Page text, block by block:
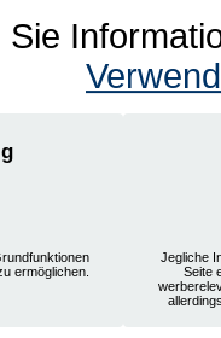
Sie
ermöglichen.
Jegliche
Seite